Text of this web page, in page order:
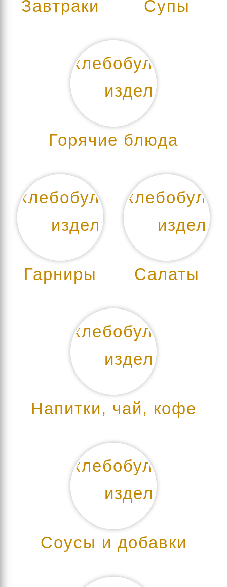
Завтраки Супы
Горячие блюда
Гарниры Салаты
Напитки, чай, кофе
Соусы и добавки